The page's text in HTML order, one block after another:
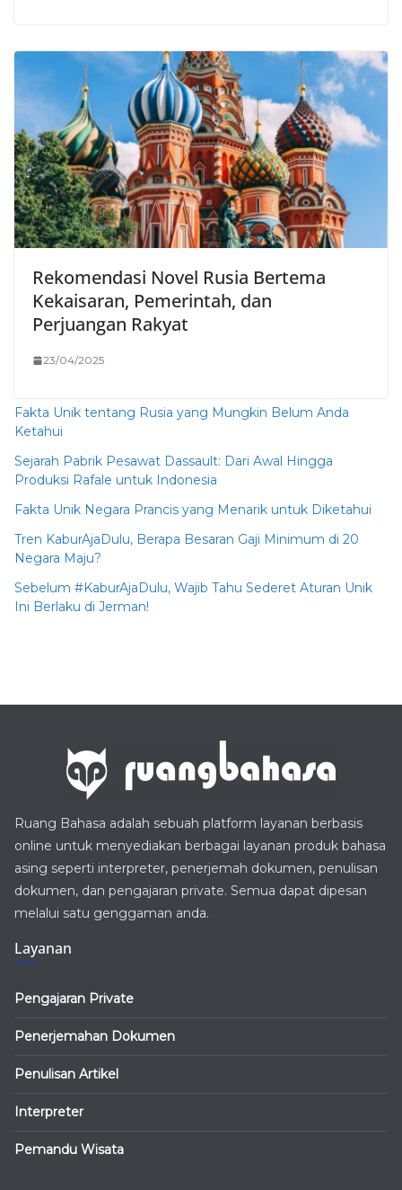
Rekomendasi Novel Rusia Bertema
Kekaisaran, Pemerintah, dan
Perjuangan Rakyat
23/04/2025
Fakta Unik tentang Rusia yang Mungkin Belum Anda
Ketahui
Sejarah Pabrik Pesawat Dassault: Dari Awal Hingga
Produksi Rafale untuk Indonesia
Fakta Unik Negara Prancis yang Menarik untuk Diketahui
Tren KaburAjaDulu, Berapa Besaran Gaji Minimum di 20
Negara Maju?
Sebelum #KaburAjaDulu, Wajib Tahu Sederet Aturan Unik
Ini Berlaku di Jerman!
Ruang Bahasa adalah sebuah platform layanan berbasis
online untuk menyediakan berbagai layanan produk bahasa
asing seperti interpreter, penerjemah dokumen, penulisan
dokumen, dan pengajaran private. Semua dapat dipesan
melalui satu genggaman anda.
Layanan
Pengajaran Private
Penerjemahan Dokumen
Penulisan Artikel
Interpreter
Pemandu Wisata